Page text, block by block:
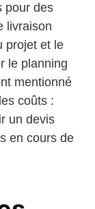
pour des
livraison
projet et le
le planning
mentionné
coûts :
un devis
en cours de